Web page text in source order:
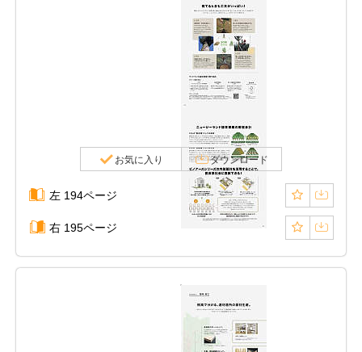
お気に入り ダウンロード
左 194ページ
右 195ページ